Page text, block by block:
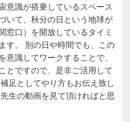
意識が搭乗しているスペース
いて、秋分の日という地球が
窓口）を開放しているタイミ
す。 別の日や時間でも、この
識してワークすることで、
とですので、是非ご活用して
足としてやり方もお伝え致し
生の動画を見て頂ければと思